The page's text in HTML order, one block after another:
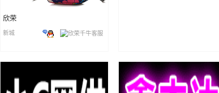
欣荣
新城